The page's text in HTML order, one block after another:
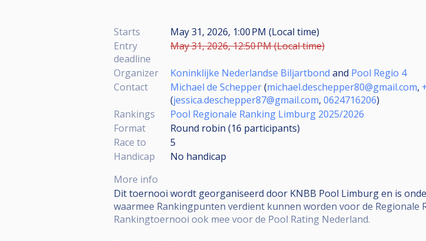
Starts
May 31, 2026, 1:00 PM (Local time)
Entry
deadline
May 31, 2026, 12:50 PM (Local time)
Organizer Koninklijke Nederlandse Biljartbond and Pool Regio 4
Contact
Michael de Schepper(michael.deschepper80@gmail.com,
(jessica.deschepper87@gmail.com, 0624716206)
Rankings
Pool Regionale Ranking Limburg 2025/2026
Format
Round robin (16 participants)
Race to
5
Handicap
No handicap
More info
Dit toernooi wordt georganiseerd door KNBB Pool Limburg en is
waarmee Rankingpunten verdient kunnen worden voor de Regionale
Rankingtoernooi ook mee voor de Pool Rating Nederland.